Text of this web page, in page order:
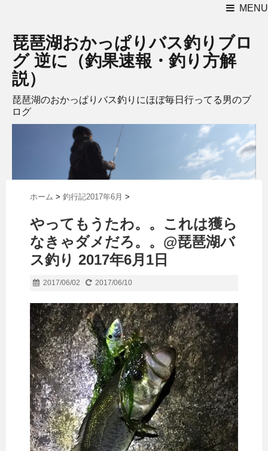
MENU
琵琶湖おかっぱりバス釣りブロ
グ 逆に（釣果速報・釣り方解
説）
琵琶湖のおかっぱりバス釣りにほぼ毎日行ってる男のブ
ログ
ホーム > 釣行記2017年6月 >
やってもうたわ。。これは獲ら
なきゃダメだろ。。@琵琶湖バ
ス釣り 2017年6月1日
2017/06/02 2017/06/10